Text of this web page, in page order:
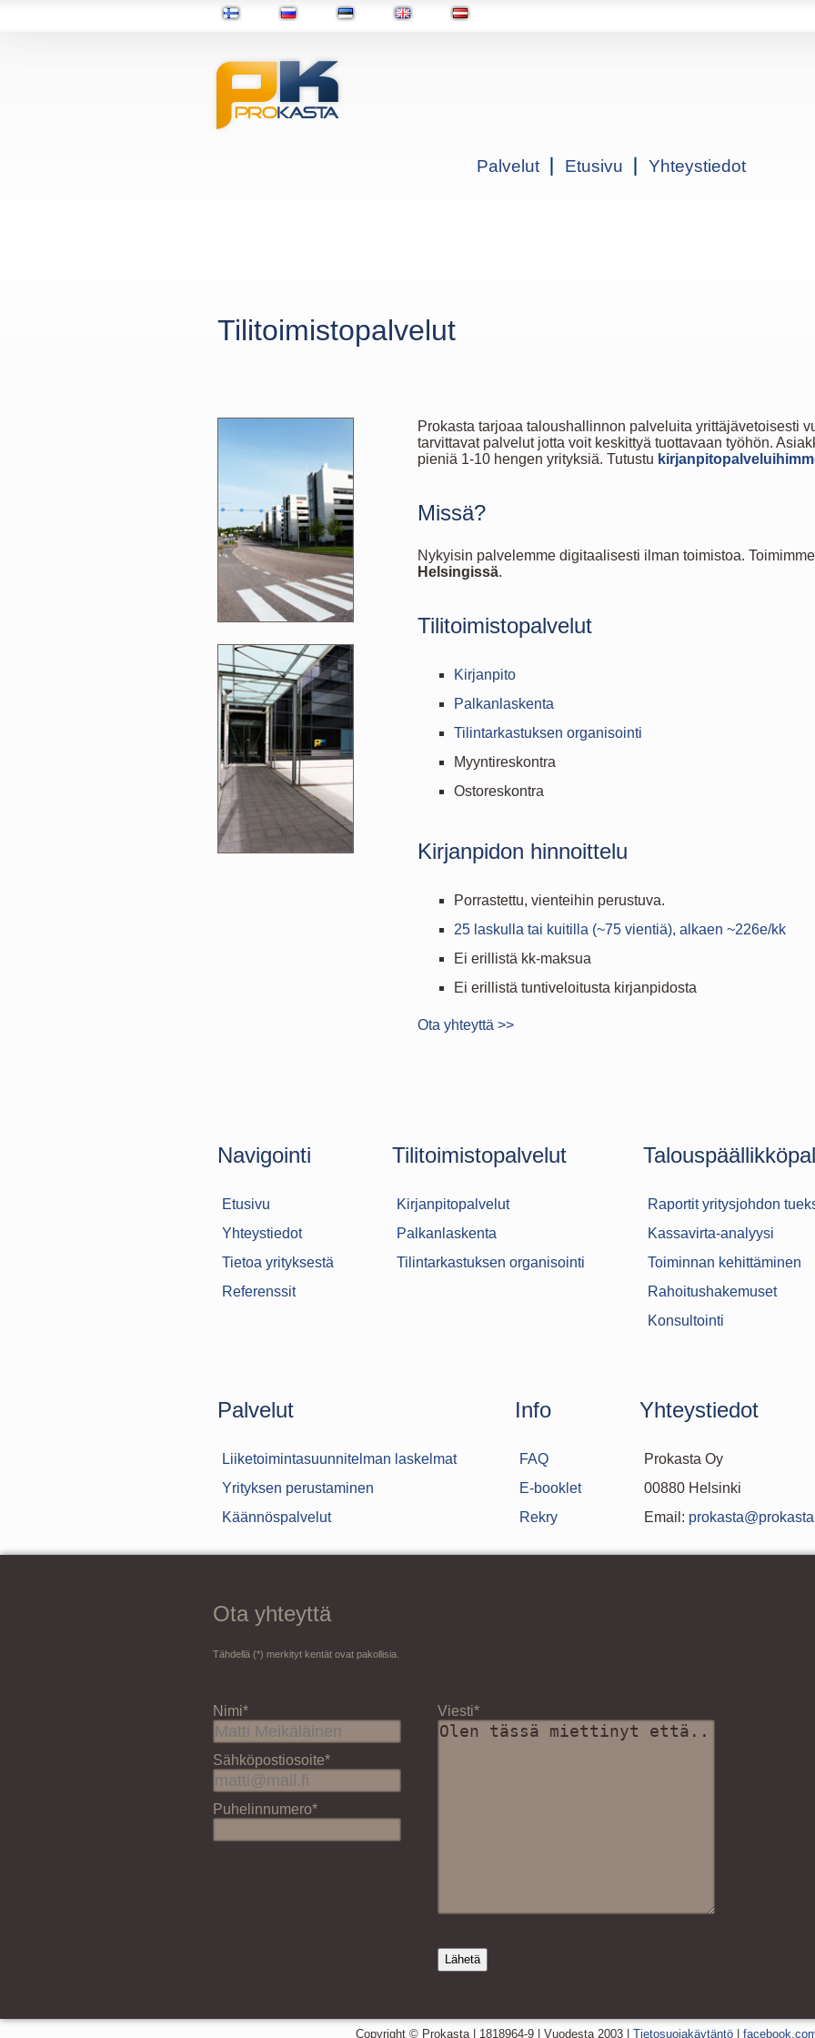
Palvelut Etusivu Yhteystiedot
Tilitoimistopalvelut
Prokasta tarjoaa taloushallinnon palveluita yrittäjävetoisesti
tarvittavat palvelut jotta voit keskittyä tuottavaan työhön.
pieniä 1-10 hengen yrityksiä. Tutustu
Missä?
Nykyisin palvelemme digitaalisesti ilman toimistoa.
Helsingissä.
Tilitoimistopalvelut
Kirjanpito
Palkanlaskenta
Tilintarkastuksen organisointi
Myyntireskontra
Ostoreskontra
Kirjanpidon hinnoittelu
Porrastettu, vienteihin perustuva.
25 laskulla tai kuitilla (~75 vientiä), alkaen ~226e/kk
Ei erillistä kk-maksua
Ei erillistä tuntiveloitusta kirjanpidosta
Ota yhteyttä >>
Navigointi
Etusivu
Yhteystiedot
Tietoa yrityksestä
Referenssit
Tilitoimistopalvelut
Kirjanpitopalvelut
Palkanlaskenta
Tilintarkastuksen organisointi
Raportit yritysjohdon
Kassavirta-analyysi
Toiminnan kehittäminen
Rahoitushakemuset
Konsultointi
Palvelut
Liiketoimintasuunnitelman laskelmat
Yrityksen perustaminen
Käännöspalvelut
Info
FAQ
E-booklet
Rekry
Yhteystiedot
Prokasta Oy
00880 Helsinki
Email:
Ota yhteyttä
Tähdellä (*) merkityt kentät ovat pakollisia.
Nimi*
Sähköpostiosoite*
Puhelinnumero*
Viesti*
Copyright © Prokasta | 1818964-9 | Vuodesta 2003 | Tietosuojakäytäntö